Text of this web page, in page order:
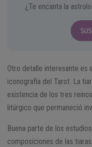
¿Te encanta la
Otro detalle interesante es
iconografía del Tarot. La
existencia de los tres
litúrgico que permaneció
Buena parte de los
composiciones de las